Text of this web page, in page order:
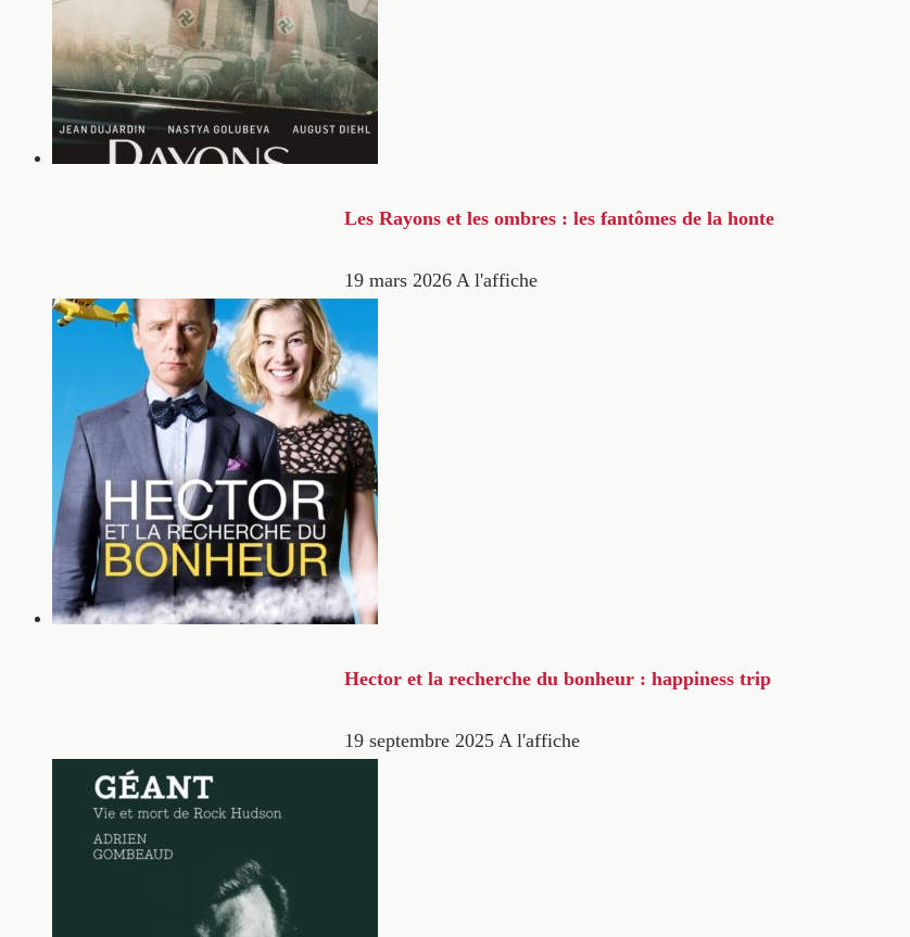
Les Rayons et les ombres : les fantômes de la honte
19 mars 2026 A l'affiche
Hector et la recherche du bonheur : happiness trip
19 septembre 2025 A l'affiche